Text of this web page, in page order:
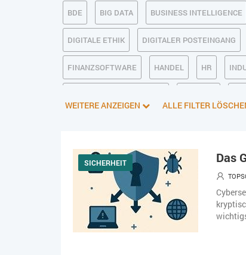
BDE BIG DATA BUSINESS INTELLIGENCE
DIGITALE ETHIK DIGITALER POSTEINGANG
FINANZSOFTWARE HANDEL HR
SOFTWAREENTWICKLUNG SWONET
WEBDESIGN WEB-SHOP
WEITERE ANZEIGEN ALLE FILTER
SICHERHEIT Das